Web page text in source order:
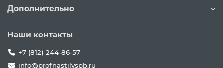
Дополнительно
Наши контакты
+7 (812) 244-86-57
info@profnastilvspb.ru